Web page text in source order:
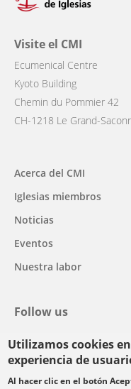
Utilizamos cookies
experiencia de
Al hacer clic en el botón
Visite el CMI
Ecumenical Centre
Kyoto Building
Chemin du Pommier 42
CH-1218 Le Grand-
Main
navigation
Acerca del CMI
Iglesias miembros
Noticias
Eventos
Nuestra labor
Follow us
facebook
twitteryoutubeyoutube
Select